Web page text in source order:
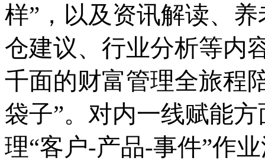
样” ， 以及资讯解读、
仓建议、行业分析等内
千面的财富管理全旅程
袋子”。对内一线赋能
理“客户-产品-事件”作